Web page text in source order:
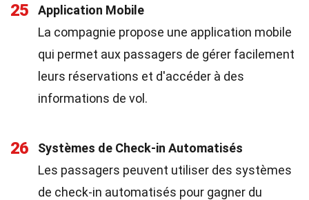
25
Application Mobile
La compagnie propose une application mobile
qui permet aux passagers de gérer facilement
leurs réservations et d'accéder à des
informations de vol.
26
Systèmes de Check-in Automatisés
Les passagers peuvent utiliser des systèmes
de check-in automatisés pour gagner du